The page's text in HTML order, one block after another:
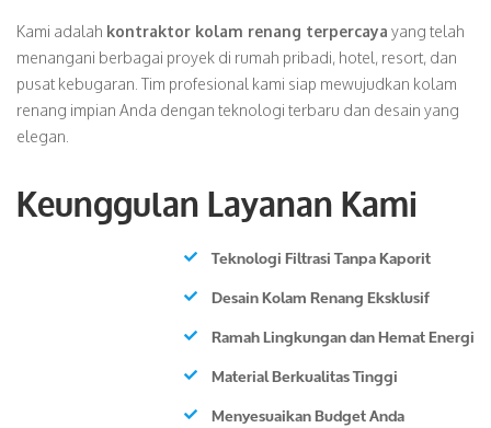
Kami adalah kontraktor kolam renang terpercaya yang telah
menangani berbagai proyek di rumah pribadi, hotel, resort, dan
pusat kebugaran. Tim profesional kami siap mewujudkan kolam
renang impian Anda dengan teknologi terbaru dan desain yang
elegan.
Keunggulan Layanan Kami
Teknologi Filtrasi Tanpa Kaporit
Desain Kolam Renang Eksklusif
Ramah Lingkungan dan Hemat Energi
Material Berkualitas Tinggi
Menyesuaikan Budget Anda